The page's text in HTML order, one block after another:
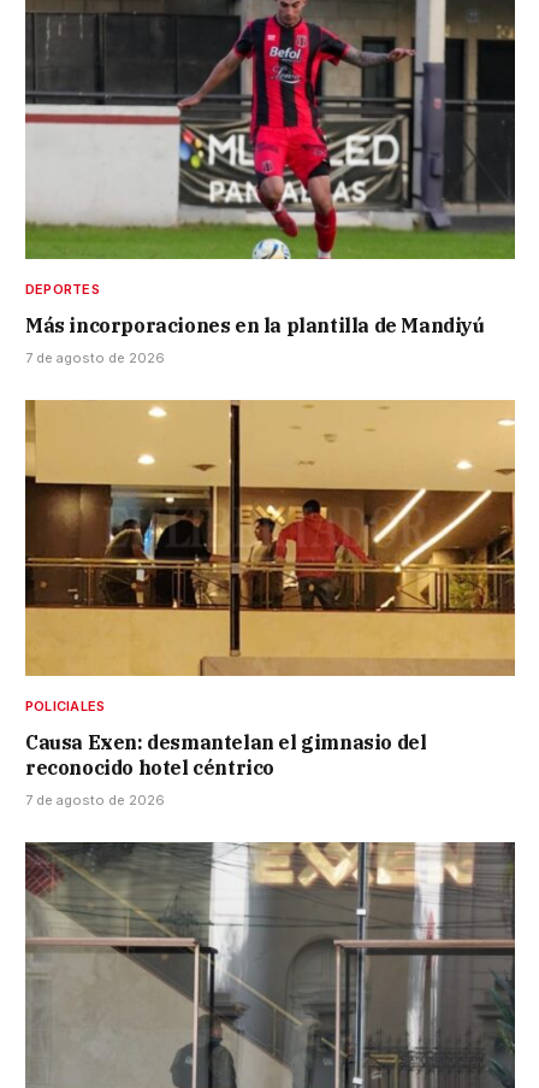
DEPORTES
Más incorporaciones en la plantilla de Mandiyú
7 de agosto de 2026
POLICIALES
Causa Exen: desmantelan el gimnasio del
reconocido hotel céntrico
7 de agosto de 2026